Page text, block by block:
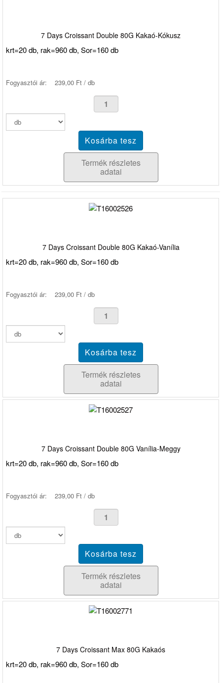
7 Days Croissant Double 80G Kakaó-Kókusz
krt=20 db, rak=960 db, Sor=160 db
Fogyasztói ár: 239,00 Ft / db
Termék részletes
adatai
7 Days Croissant Double 80G Kakaó-Vanília
krt=20 db, rak=960 db, Sor=160 db
Fogyasztói ár: 239,00 Ft / db
Termék részletes
adatai
7 Days Croissant Double 80G Vanília-Meggy
krt=20 db, rak=960 db, Sor=160 db
Fogyasztói ár: 239,00 Ft / db
Termék részletes
adatai
7 Days Croissant Max 80G Kakaós
krt=20 db, rak=960 db, Sor=160 db